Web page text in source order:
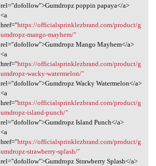
rel="dofollow">Gumdropz poppin papaya</a>
<a
href="https://officialsprinklezbrand.com/product/g
umdropz-mango-mayhem/"
rel="dofollow">Gumdropz Mango Mayhem</a>
<a
href="https://officialsprinklezbrand.com/product/g
umdropz-wacky-watermelon/"
rel="dofollow">Gumdropz Wacky Watermelon</a>
<a
href="https://officialsprinklezbrand.com/product/g
umdropz-island-punch/"
rel="dofollow">Gumdropz Island Punch</a>
<a
href="https://officialsprinklezbrand.com/product/g
umdropz-strawberry-splash/"
rel="dofollow">Gumdropz Strawberry Splash</a>